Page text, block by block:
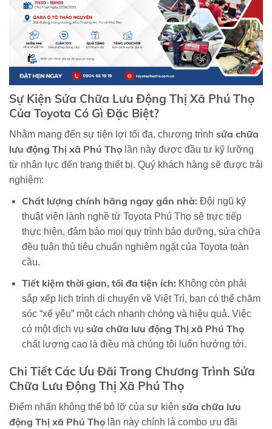
Sự Kiện Sửa Chữa Lưu Động Thị Xã Phú Thọ
Của Toyota Có Gì Đặc Biệt?
Nhằm mang đến sự tiện lợi tối đa, chương trình sửa chữa
lưu động Thị xã Phú Thọ lần này được đầu tư kỹ lưỡng
từ nhân lực đến trang thiết bị. Quý khách hàng sẽ được trải
nghiệm:
Chất lượng chính hãng ngay gần nhà:Đội ngũ kỹ
thuật viên lành nghề từ Toyota Phú Thọ sẽ trực tiếp
thực hiện, đảm bảo mọi quy trình bảo dưỡng, sửa chữa
đều tuân thủ tiêu chuẩn nghiêm ngặt của Toyota toàn
cầu.
Tiết kiệm thời gian, tối đa tiện ích:Không còn phải
sắp xếp lịch trình di chuyển về Việt Trì, bạn có thể chăm
sóc “xế yêu” một cách nhanh chóng và hiệu quả. Việc
có một dịch vụ sửa chữa lưu động Thị xã Phú Thọ
chất lượng cao là điều mà chúng tôi luôn hướng tới.
Chi Tiết Các Ưu Đãi Trong Chương Trình Sửa
Chữa Lưu Động Thị Xã Phú Thọ
Điểm nhấn không thể bỏ lỡ của sự kiện sửa chữa lưu
động Thị xã Phú Thọ lần này chính là combo ưu đãi